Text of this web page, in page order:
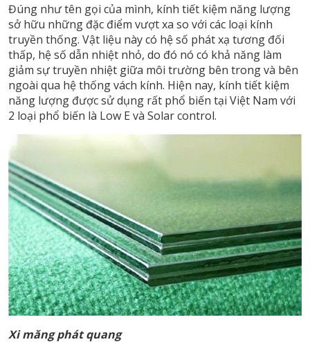
Đúng như tên gọi của mình, kính tiết kiệm năng lượng
sở hữu những đặc điểm vượt xa so với các loại kính
truyền thống. Vật liệu này có hệ số phát xạ tương đối
thấp, hệ số dẫn nhiệt nhỏ, do đó nó có khả năng làm
giảm sự truyền nhiệt giữa môi trường bên trong và bên
ngoài qua hệ thống vách kính. Hiện nay, kính tiết kiệm
năng lượng được sử dụng rất phổ biến tại Việt Nam với
2 loại phổ biến là Low E và Solar control.
Xi măng phát quang